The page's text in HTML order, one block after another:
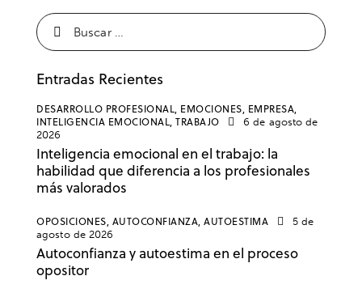
Entradas Recientes
DESARROLLO PROFESIONAL, EMOCIONES, EMPRESA,
INTELIGENCIA EMOCIONAL, TRABAJO
6 de agosto de
2026
Inteligencia emocional en el trabajo: la
habilidad que diferencia a los profesionales
más valorados
OPOSICIONES, AUTOCONFIANZA, AUTOESTIMA
5 de
agosto de 2026
Autoconfianza y autoestima en el proceso
opositor